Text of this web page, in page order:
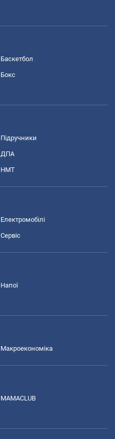
Баскетбол
Бокс
Підручники
ДПА
НМТ
Електромобілі
Сервіс
Напої
Макроекономіка
MAMACLUB